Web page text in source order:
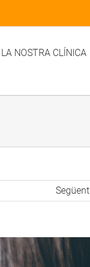
LA NOSTRA CLÍNICA
Següent